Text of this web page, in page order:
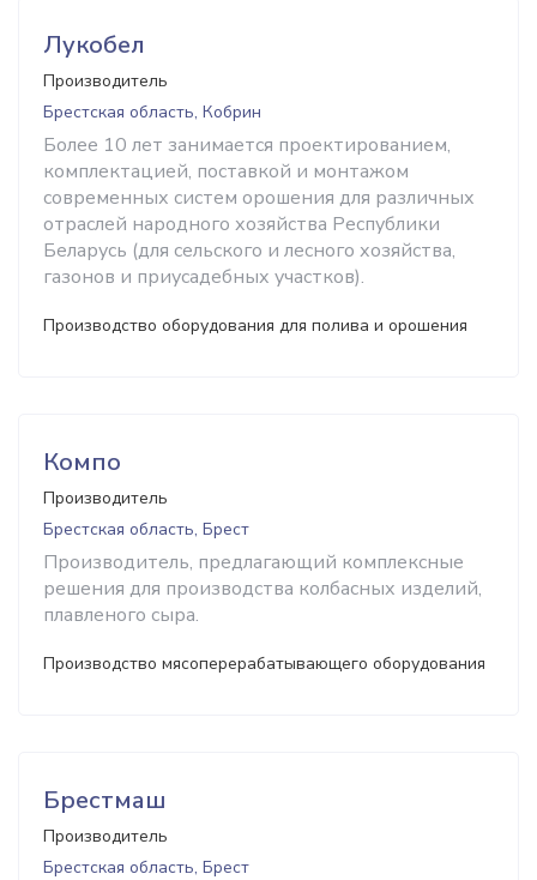
Лукобел
Производитель
Брестская область, Кобрин
Более 10 лет занимается проектированием,
комплектацией, поставкой и монтажом
современных систем орошения для различных
отраслей народного хозяйства Республики
Беларусь (для сельского и лесного хозяйства,
газонов и приусадебных участков).
Производство оборудования для полива и орошения
Компо
Производитель
Брестская область, Брест
Производитель, предлагающий комплексные
решения для производства колбасных изделий,
плавленого сыра.
Производство мясоперерабатывающего оборудования
Брестмаш
Производитель
Брестская область, Брест